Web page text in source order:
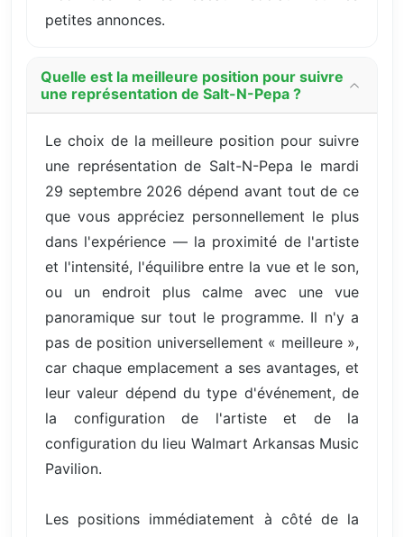
petites annonces.
Quelle est la meilleure position pour suivre
une représentation de Salt-N-Pepa ?
Le choix de la meilleure position pour suivre
une représentation de Salt-N-Pepa le mardi
29 septembre 2026 dépend avant tout de ce
que vous appréciez personnellement le plus
dans l'expérience — la proximité de l'artiste
et l'intensité, l'équilibre entre la vue et le son,
ou un endroit plus calme avec une vue
panoramique sur tout le programme. Il n'y a
pas de position universellement « meilleure »,
car chaque emplacement a ses avantages, et
leur valeur dépend du type d'événement, de
la configuration de l'artiste et de la
configuration du lieu Walmart Arkansas Music
Pavilion.
Les positions immédiatement à côté de la